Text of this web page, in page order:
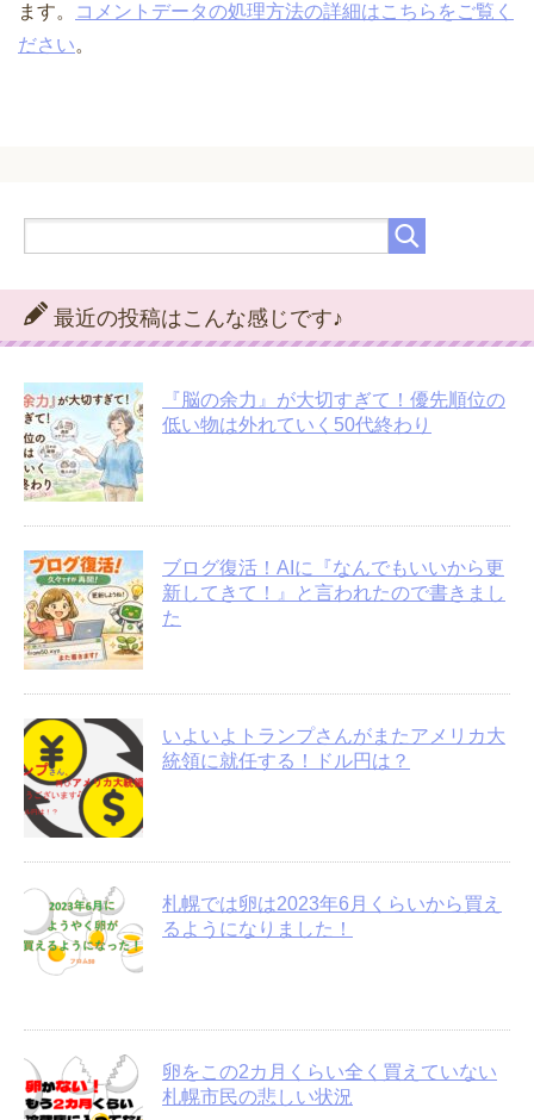
ます。
コメントデータの処理方法の詳細はこちらをご覧く
ださい。
最近の投稿はこんな感じです♪
『脳の余力』が大切すぎて！優先順位の
低い物は外れていく50代終わり
ブログ復活！AIに『なんでもいいから更
新してきて！』と言われたので書きまし
た
いよいよトランプさんがまたアメリカ大
統領に就任する！ドル円は？
札幌では卵は2023年6月くらいから買え
るようになりました！
卵をこの2カ月くらい全く買えていない
札幌市民の悲しい状況